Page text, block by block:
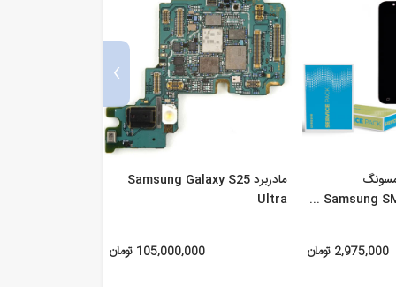
Samsung
2,975,000 تومان
مادربرد Samsung Galaxy S25
Ultra
105,000,000 تومان
›